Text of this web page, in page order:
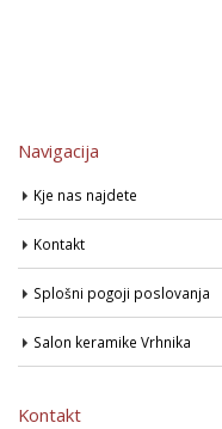
Navigacija
Kje nas najdete
Kontakt
Splošni pogoji poslovanja
Salon keramike Vrhnika
Kontakt